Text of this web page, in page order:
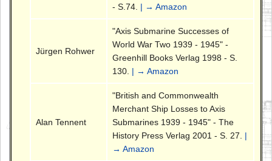
- S.74. | → Amazon
Jürgen Rohwer
"Axis Submarine Successes of
World War Two 1939 - 1945" -
Greenhill Books Verlag 1998 - S.
130. | → Amazon
Alan Tennent
"British and Commonwealth
Merchant Ship Losses to Axis
Submarines 1939 - 1945" - The
History Press Verlag 2001 - S. 27. |
→ Amazon